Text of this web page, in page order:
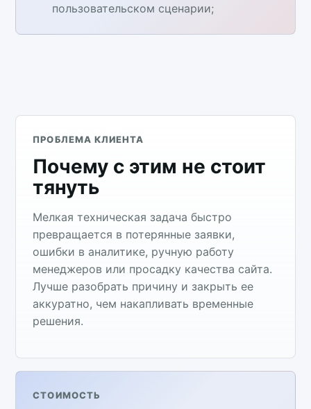
пользовательском сценарии;
ПРОБЛЕМА КЛИЕНТА
Почему с этим не стоит
тянуть
Мелкая техническая задача быстро
превращается в потерянные заявки,
ошибки в аналитике, ручную работу
менеджеров или просадку качества сайта.
Лучше разобрать причину и закрыть ее
аккуратно, чем накапливать временные
решения.
СТОИМОСТЬ